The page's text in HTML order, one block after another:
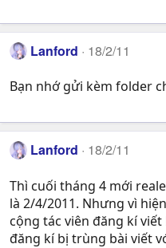
Lanford 18/2/11
Bạn nhớ gửi kèm folder
Lanford 18/2/11
Thì cuối tháng 4 mới
là 2/4/2011. Nhưng vì
cộng tác viên đăng kí
đăng kí bị trùng bài viết